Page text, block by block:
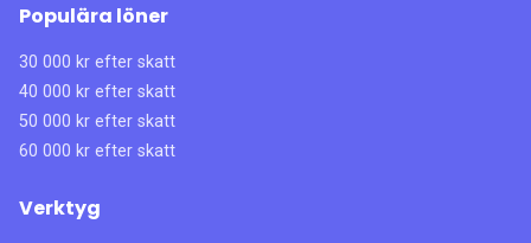
Populära löner
30 000 kr efter skatt
40 000 kr efter skatt
50 000 kr efter skatt
60 000 kr efter skatt
Verktyg